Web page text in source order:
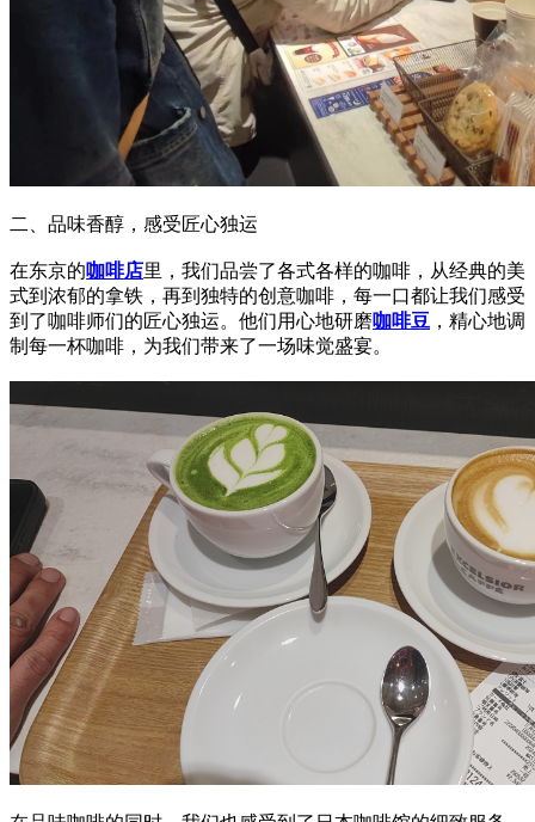
二、品味香醇，感受匠心独运
在东京的咖啡店里，我们品尝了各式各样的咖啡，从经典的美
式到浓郁的拿铁，再到独特的创意咖啡，每一口都让我们感受
到了咖啡师们的匠心独运。他们用心地研磨咖啡豆 ，精心地调
制每一杯咖啡，为我们带来了一场味觉盛宴。